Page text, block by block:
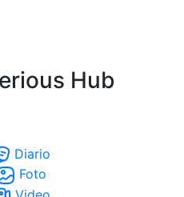
Hub
Diario
Foto